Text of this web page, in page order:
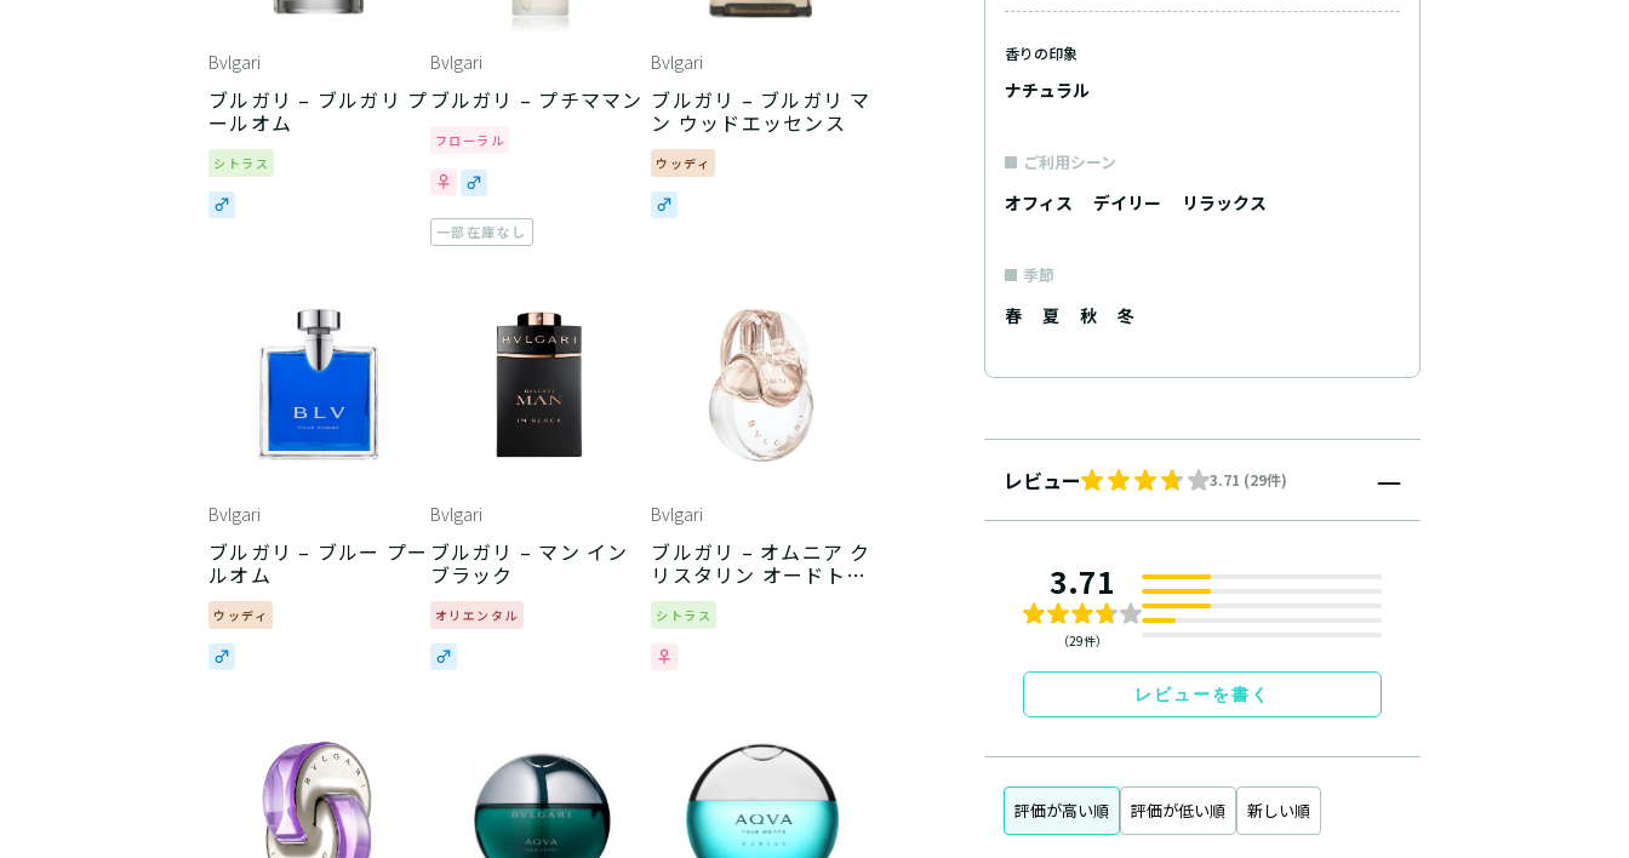
香りの印象
ナチュラル
ご利用シーン
オフィス デイリー リラックス
季節
春 夏 秋 冬
レビュー 3.71 (29件)
3.71
（29件）
レビューを書く
評価が高い順 評価が低い順 新しい順
Bvlgari
ブルガリ – ブルガリ プ
ールオム
シトラス
Bvlgari
ブルガリ – プチママン
フローラル
一部在庫なし
Bvlgari
ブルガリ – ブルガリ マ
ン ウッドエッセンス
ウッディ
Bvlgari
ブルガリ – ブルー プー
ルオム
ウッディ
Bvlgari
ブルガリ – マン イン
ブラック
オリエンタル
Bvlgari
ブルガリ – オムニア ク
リスタリン オードトワ
レ
シトラス